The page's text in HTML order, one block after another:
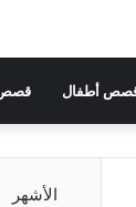
أطفال قصص
الأشهر